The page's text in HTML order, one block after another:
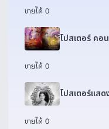
ขายได้ 0
ขายได้ 0
โปสเตอร์แส
ขายได้ 0